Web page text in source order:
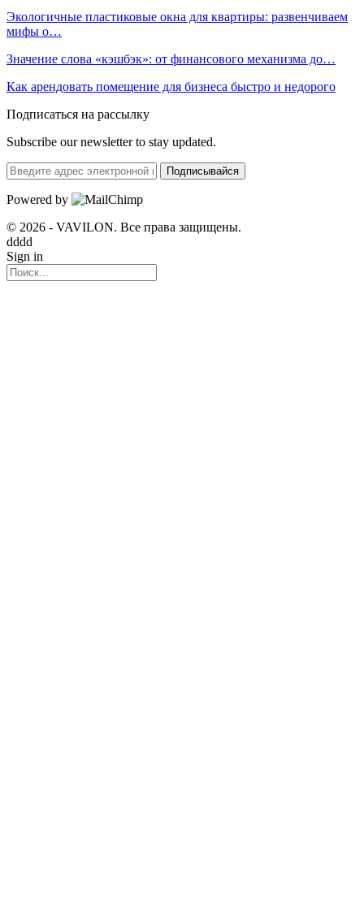
Экологичные пластиковые окна для квартиры: развенчиваем
мифы о…
Значение слова «кэшбэк»: от финансового механизма до…
Как арендовать помещение для бизнеса быстро и недорого
Подписаться на рассылку
Subscribe our newsletter to stay updated.
Подписывайся
Powered by
© 2026 - VAVILON. Все права защищены.
dddd
Sign in